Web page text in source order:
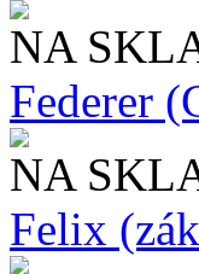
NA
Federer
NA
Felix